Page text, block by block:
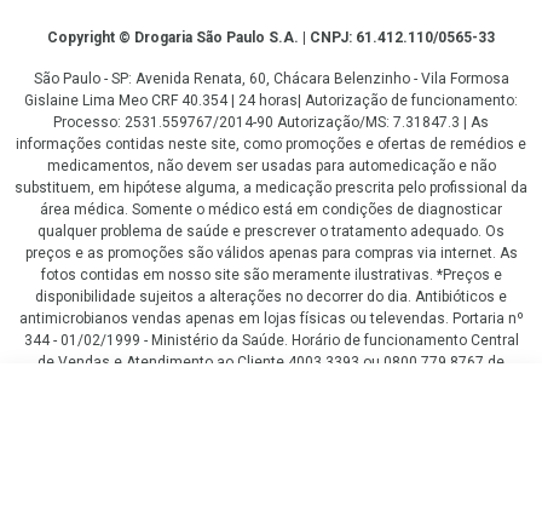
CopyrightCopyright © Drogaria São Paulo S.A. | CNPJ: 61.412.110/0565-33
São Paulo - SP: Avenida Renata, 60, Chácara Belenzinho - Vila Formosa
Gislaine Lima Meo CRF 40.354 | 24 horas| Autorização de funcionamento:
Processo: 2531.559767/2014-90 Autorização/MS: 7.31847.3 | As
informações contidas neste site, como promoções e ofertas de remédios e
medicamentos, não devem ser usadas para automedicação e não
substituem, em hipótese alguma, a medicação prescrita pelo profissional da
área médica. Somente o médico está em condições de diagnosticar
qualquer problema de saúde e prescrever o tratamento adequado. Os
preços e as promoções são válidos apenas para compras via internet. As
fotos contidas em nosso site são meramente ilustrativas. *Preços e
disponibilidade sujeitos a alterações no decorrer do dia. Antibióticos e
antimicrobianos vendas apenas em lojas físicas ou televendas. Portaria nº
344 - 01/02/1999 - Ministério da Saúde. Horário de funcionamento Central
de Vendas e Atendimento ao Cliente 4003 3393 ou 0800 779 8767 de